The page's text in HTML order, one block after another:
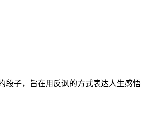
段子，旨在用反讽的方式表达人生感悟